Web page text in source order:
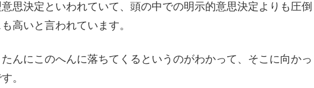
思決定といわれていて、頭の中での明示的意思決定よりも圧倒
高いと言われています。
んにこのへんに落ちてくるというのがわかって、そこに向かっ
。